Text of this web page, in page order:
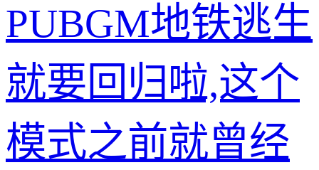
PUBGM地铁逃生
就要回归啦,这个
模式之前就曾经